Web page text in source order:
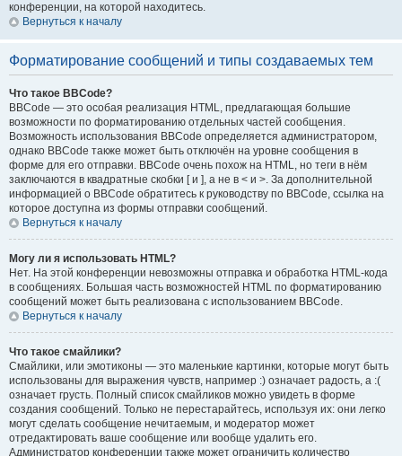
конференции, на которой находитесь.
Вернуться к началу
Форматирование сообщений и типы создаваемых тем
Что такое BBCode?
BBCode — это особая реализация HTML, предлагающая большие
возможности по форматированию отдельных частей сообщения.
Возможность использования BBCode определяется администратором,
однако BBCode также может быть отключён на уровне сообщения в
форме для его отправки. BBCode очень похож на HTML, но теги в нём
заключаются в квадратные скобки [ и ], а не в < и >. За дополнительной
информацией о BBCode обратитесь к руководству по BBCode, ссылка на
которое доступна из формы отправки сообщений.
Вернуться к началу
Могу ли я использовать HTML?
Нет. На этой конференции невозможны отправка и обработка HTML-кода
в сообщениях. Большая часть возможностей HTML по форматированию
сообщений может быть реализована с использованием BBCode.
Вернуться к началу
Что такое смайлики?
Смайлики, или эмотиконы — это маленькие картинки, которые могут быть
использованы для выражения чувств, например :) означает радость, а :(
означает грусть. Полный список смайликов можно увидеть в форме
создания сообщений. Только не перестарайтесь, используя их: они легко
могут сделать сообщение нечитаемым, и модератор может
отредактировать ваше сообщение или вообще удалить его.
Администратор конференции также может ограничить количество